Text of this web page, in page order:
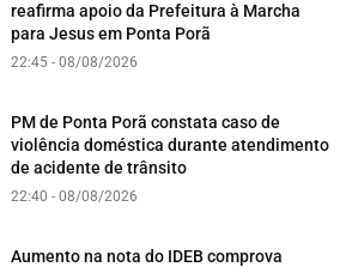
reafirma apoio da Prefeitura à Marcha
para Jesus em Ponta Porã
22:45 - 08/08/2026
PM de Ponta Porã constata caso de
violência doméstica durante atendimento
de acidente de trânsito
22:40 - 08/08/2026
Aumento na nota do IDEB comprova